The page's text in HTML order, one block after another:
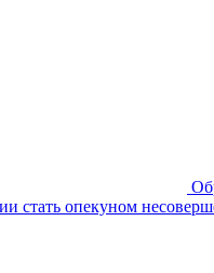
стать опекуном